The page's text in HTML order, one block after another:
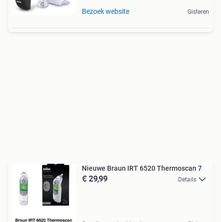
Bezoek website Gisteren
Nieuwe Braun IRT 6520 Thermoscan 7
€ 29,99 Details